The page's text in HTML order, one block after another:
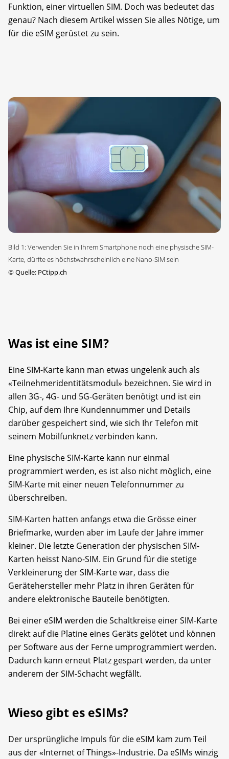
Funktion, einer virtuellen SIM. Doch was bedeutet das
genau? Nach diesem Artikel wissen Sie alles Nötige, um
für die eSIM gerüstet zu sein.
Bild 1: Verwenden Sie in Ihrem Smartphone noch eine physische SIM-
Karte, dürfte es höchstwahrscheinlich eine Nano-SIM sein
©Quelle: PCtipp.ch
Was ist eine SIM?
Eine SIM-Karte kann man etwas ungelenk auch als
«Teilnehmeridentitätsmodul» bezeichnen. Sie wird in
allen 3G-, 4G- und 5G-Geräten benötigt und ist ein
Chip, auf dem Ihre Kundennummer und Details
darüber gespeichert sind, wie sich Ihr Telefon mit
seinem Mobilfunknetz verbinden kann.
Eine physische SIM-Karte kann nur einmal
programmiert werden, es ist also nicht möglich, eine
SIM-Karte mit einer neuen Telefonnummer zu
überschreiben.
SIM-Karten hatten anfangs etwa die Grösse einer
Briefmarke, wurden aber im Laufe der Jahre immer
kleiner. Die letzte Generation der physischen SIM-
Karten heisst Nano-SIM. Ein Grund für die stetige
Verkleinerung der SIM-Karte war, dass die
Gerätehersteller mehr Platz in ihren Geräten für
andere elektronische Bauteile benötigten.
Bei einer eSIM werden die Schaltkreise einer SIM-Karte
direkt auf die Platine eines Geräts gelötet und können
per Software aus der Ferne umprogrammiert werden.
Dadurch kann erneut Platz gespart werden, da unter
anderem der SIM-Schacht wegfällt.
Wieso gibt es eSIMs?
Der ursprüngliche Impuls für die eSIM kam zum Teil
aus der «Internet of Things»-Industrie. Da eSIMs winzig